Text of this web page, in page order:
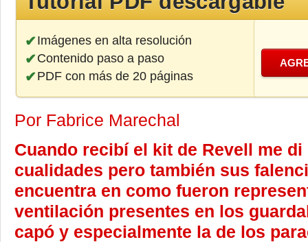
Imágenes en alta resolución
Contenido paso a paso
PDF con más de 20 páginas
Por Fabrice Marechal
Cuando recibí el kit de Revell me
cualidades pero también sus
encuentra en como fueron
ventilación presentes en los
capó y especialmente la de los